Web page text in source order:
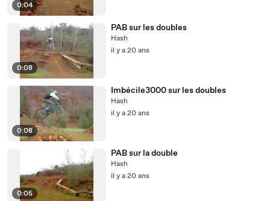
0:04
0:08
PAB sur les doubles
Hash
il y a 20 ans
0:08
Imbécile3000 sur les doubles
Hash
il y a 20 ans
0:05
PAB sur la double
Hash
il y a 20 ans